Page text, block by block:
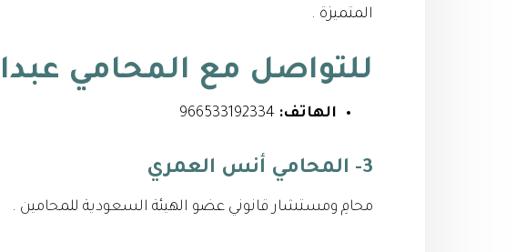
المتميزة .
للتواصل مع المحامي
الهاتف: 966533192334⁩
3- المحامي أنس العمري
محامِ ومستشار قانوني عضو الهيئة السعودية للمحامين .